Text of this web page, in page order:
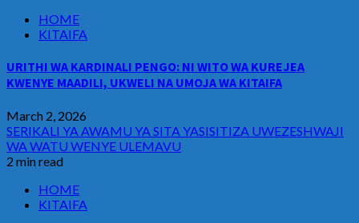
HOME
KITAIFA
URITHI WA KARDINALI PENGO: NI WITO WA KUREJEA
KWENYE MAADILI, UKWELI NA UMOJA WA KITAIFA
March 2, 2026
SERIKALI YA AWAMU YA SITA YASISITIZA UWEZESHWAJI
WA WATU WENYE ULEMAVU
2 min read
HOME
KITAIFA